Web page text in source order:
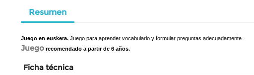
Resumen
Juego en euskera. Juego para aprender vocabulario y formular preguntas adecuadamente.
Juego recomendado a partir de 6 años.
Ficha técnica